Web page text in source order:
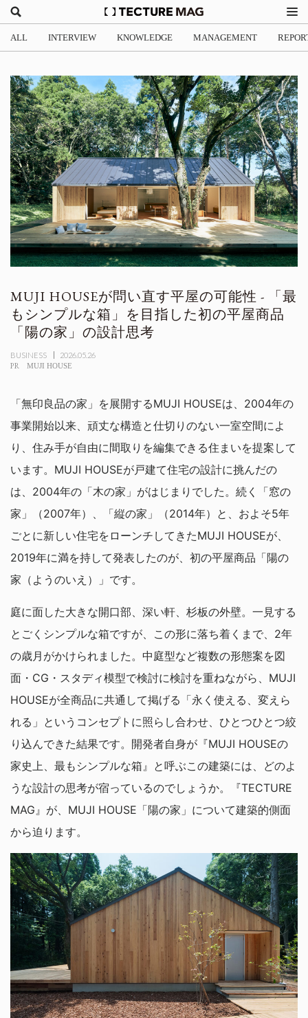
ALL INTERVIEW KNOWLEDGE MANAGEMENT
MUJI HOUSEが問い直す平屋の可能性 - 「最
もシンプルな箱」を目指した初の平屋商品
「陽の家」の設計思考
BUSINESS 2026.05.26
PR MUJI HOUSE
「無印良品の家」を展開するMUJI HOUSEは、2004年の
事業開始以来、頑丈な構造と仕切りのない一室空間によ
り、住み手が自由に間取りを編集できる住まいを提案して
います。MUJI HOUSEが戸建て住宅の設計に挑んだの
は、2004年の「木の家」がはじまりでした。続く「窓の
家」（2007年）、「縦の家」（2014年）と、およそ5年
ごとに新しい住宅をローンチしてきたMUJI HOUSEが、
2019年に満を持して発表したのが、初の平屋商品「陽の
家（ようのいえ）」です。
庭に面した大きな開口部、深い軒、杉板の外壁。一見する
とごくシンプルな箱ですが、この形に落ち着くまで、2年
の歳月がかけられました。中庭型など複数の形態案を図
面・CG・スタディ模型で検討に検討を重ねながら、MUJI
HOUSEが全商品に共通して掲げる「永く使える、変えら
れる」というコンセプトに照らし合わせ、ひとつひとつ絞
り込んできた結果です。開発者自身が『MUJI HOUSEの
家史上、最もシンプルな箱』と呼ぶこの建築には、どのよ
うな設計の思考が宿っているのでしょうか。『TECTURE
MAG』が、MUJI HOUSE「陽の家」について建築的側面
から迫ります。